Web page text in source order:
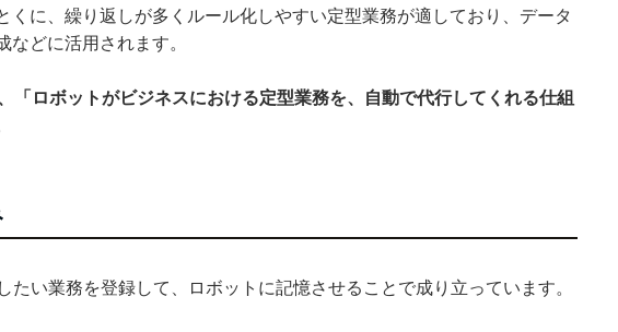
くに、繰り返しが多くルール化しやすい定型業務が適しており、データ
などに活用されます。
「ロボットがビジネスにおける定型業務を、自動で代行してくれる仕組
たい業務を登録して、ロボットに記憶させることで成り立っています。